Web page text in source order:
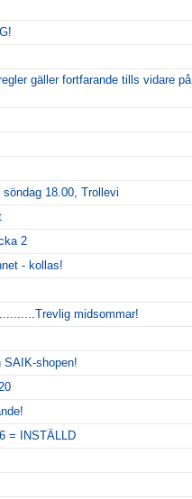
gäller fortfarande tills vidare på
söndag 18.00, Trollevi
2
- kollas!
midsommar!
SAIK-shopen!
= INSTÄLLD